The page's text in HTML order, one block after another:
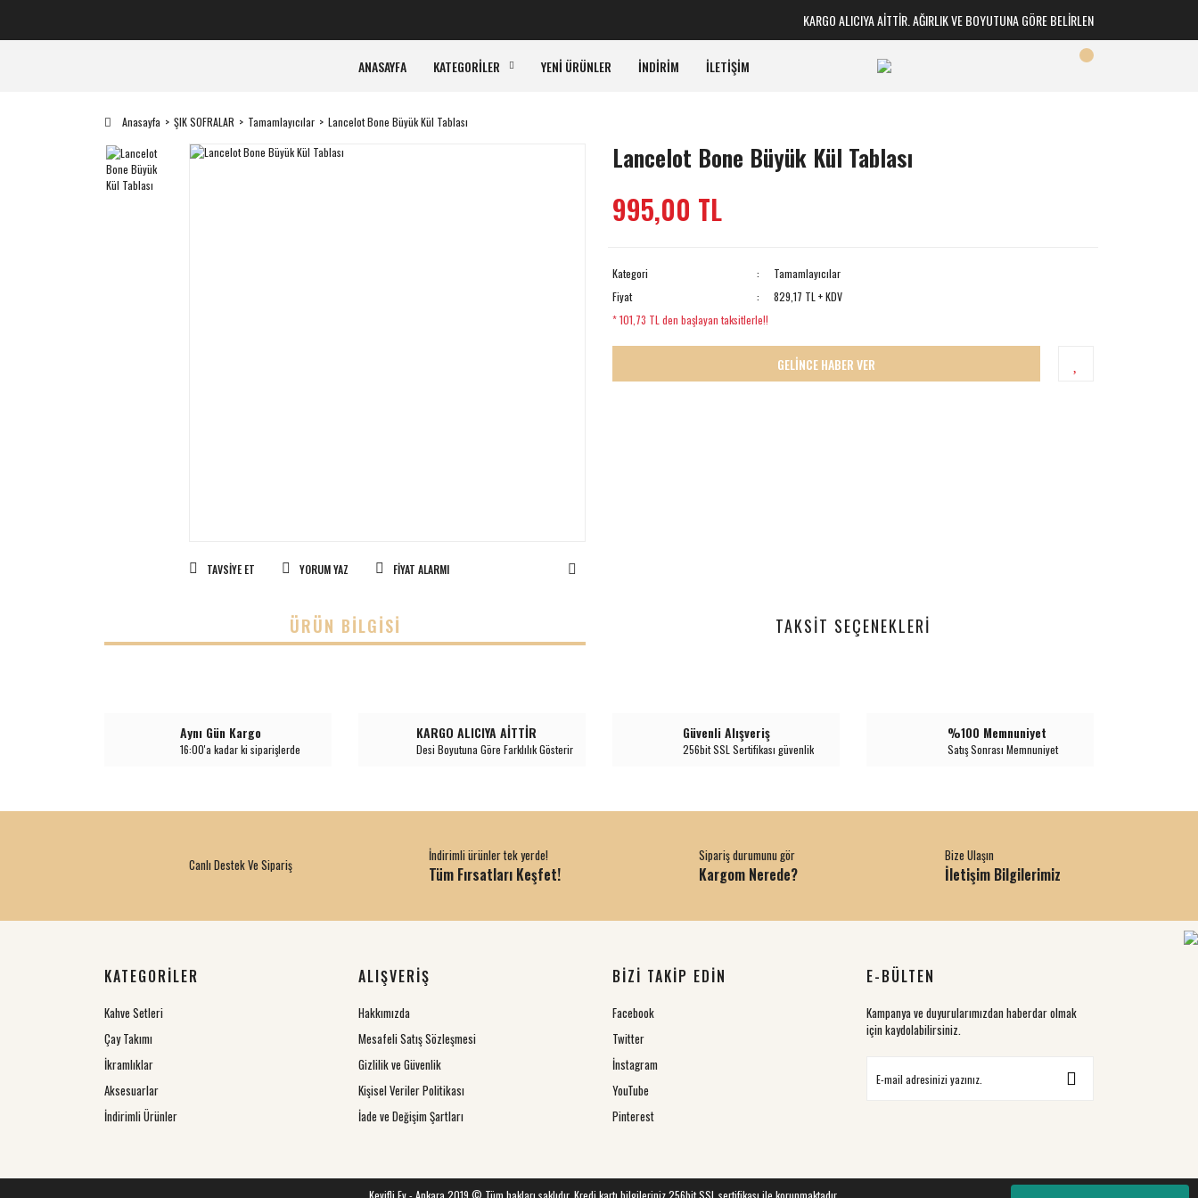
KARGO ALICIYA AİTTİR. AĞIRLIK VE BOYUTUNA GÖRE BELİRLENİR
ANASAYFA KATEGORİLER YENİ ÜRÜNLER İNDİRİM İLETİŞİM
Anasayfa ŞIK SOFRALAR Tamamlayıcılar Lancelot Bone Büyük Kül Tablası
TAVSIYE ET YORUM YAZ FIYAT ALARMI
Lancelot Bone Büyük Kül Tablası
995,00 TL
Kategori
Tamamlayıcılar
Fiyat
829,17 TL + KDV
* 101,73 TL den başlayan taksitlerle!!
GELİNCE HABER VER
ÜRÜN BILGISI TAKSIT SEÇENEKLERI
Aynı Gün Kargo
16:00'a kadar ki siparişlerde
KARGO ALICIYA AİTTİR
Desi Boyutuna Göre Farklılık Gösterir
Güvenli Alışveriş
256bit SSL Sertifikası güvenlik
%100 Memnuniyet
Satış Sonrası Memnuniyet
Canlı Destek Ve Sipariş
İndirimli ürünler tek yerde!
Tüm Fırsatları Keşfet!
Sipariş durumunu gör
Kargom Nerede?
Bize Ulaşın
İletişim Bilgilerimiz
KATEGORİLER
Kahve Setleri
Çay Takımı
İkramlıklar
Aksesuarlar
İndirimli Ürünler
ALIŞVERİŞ
Hakkımızda
Mesafeli Satış Sözleşmesi
Gizlilik ve Güvenlik
Kişisel Veriler Politikası
İade ve Değişim Şartları
BİZİ TAKİP EDİN
Facebook
Twitter
İnstagram
YouTube
Pinterest
E-BÜLTEN
Kampanya ve duyurularımızdan haberdar olmak
için kaydolabilirsiniz.
Keyifli Ev - Ankara 2019 © Tüm hakları saklıdır. Kredi kartı bilgileriniz 256bit SSL sertifikası ile korunmaktadır.